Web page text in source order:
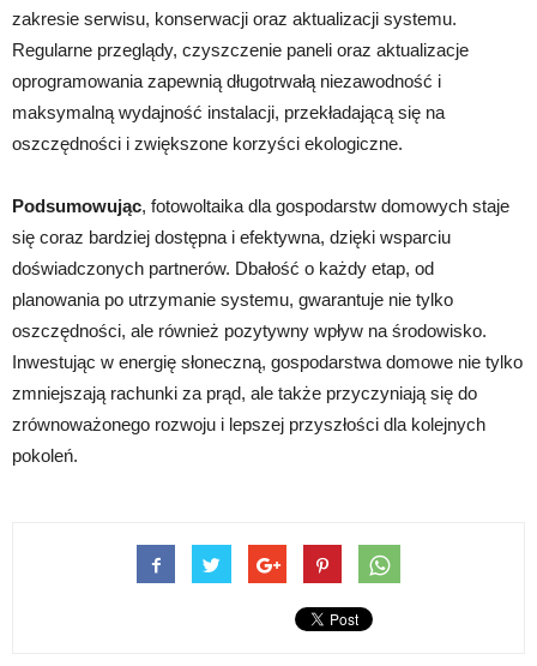
zakresie serwisu, konserwacji oraz aktualizacji systemu.
Regularne przeglądy, czyszczenie paneli oraz aktualizacje
oprogramowania zapewnią długotrwałą niezawodność i
maksymalną wydajność instalacji, przekładającą się na
oszczędności i zwiększone korzyści ekologiczne.
Podsumowując, fotowoltaika dla gospodarstw domowych staje
się coraz bardziej dostępna i efektywna, dzięki wsparciu
doświadczonych partnerów. Dbałość o każdy etap, od
planowania po utrzymanie systemu, gwarantuje nie tylko
oszczędności, ale również pozytywny wpływ na środowisko.
Inwestując w energię słoneczną, gospodarstwa domowe nie tylko
zmniejszają rachunki za prąd, ale także przyczyniają się do
zrównoważonego rozwoju i lepszej przyszłości dla kolejnych
pokoleń.